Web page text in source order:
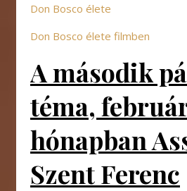
Don Bosco élete
Don Bosco élete filmben
A második
téma,
hónapban
Szent Ferenc